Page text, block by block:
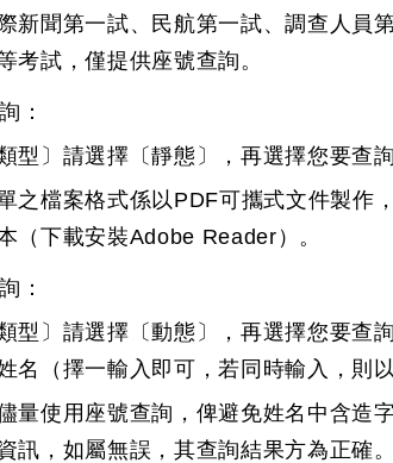
新聞第一試、民航第一試、調查人員
考試，僅提供座號查詢。
：
類型〕請選擇〔靜態〕，再選擇您要查
之檔案格式係以PDF可攜式文件製作
（下載安裝Adobe Reader ）。
：
類型〕請選擇〔動態〕，再選擇您要
名（擇一輸入即可，若同時輸入，則
量使用座號查詢，俾避免姓名中含造
訊，如屬無誤，其查詢結果方為正確。